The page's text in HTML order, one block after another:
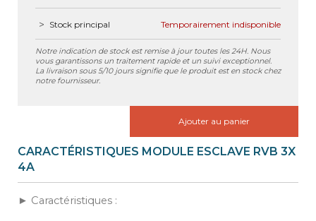
Stock principal Temporairement indisponible
Notre indication de stock est remise à jour toutes les 24H. Nous
vous garantissons un traitement rapide et un suivi exceptionnel.
La livraison sous 5/10 jours signifie que le produit est en stock chez
notre fournisseur.
Ajouter au panier
CARACTÉRISTIQUES MODULE ESCLAVE RVB 3X
4A
► Caractéristiques :